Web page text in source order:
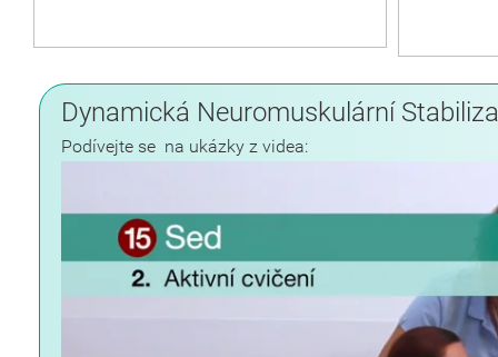
Dynamická Neuromuskulární
Podívejte se na ukázky z videa: